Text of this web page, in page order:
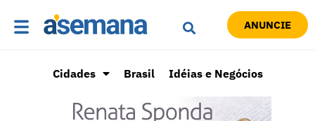
ANUNCIE
Cidades Brasil Idéias e Negócios